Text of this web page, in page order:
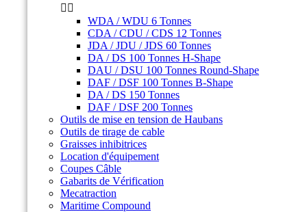
 
WDA / WDU 6 Tonnes
CDA / CDU / CDS 12 Tonnes
JDA / JDU / JDS 60 Tonnes
DA / DS 100 Tonnes H-Shape
DAU / DSU 100 Tonnes Round-Shape
DAF / DSF 100 Tonnes B-Shape
DA / DS 150 Tonnes
DAF / DSF 200 Tonnes
Outils de mise en tension de Haubans
Outils de tirage de cable
Graisses inhibitrices
Location d'équipement
Coupes Câble
Gabarits de Vérification
Mecatraction
Maritime Compound